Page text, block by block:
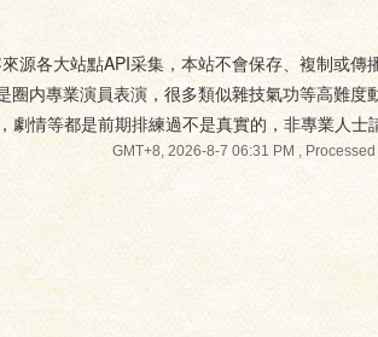
源各大站點API采集，本站不會保存、複制或傳
内專業演員表演，很多類似雜技氣功等高難度
劇情等都是前期排練過不是真實的，非專業人士
GMT+8, 2026-8-7 06:31 PM, Processed